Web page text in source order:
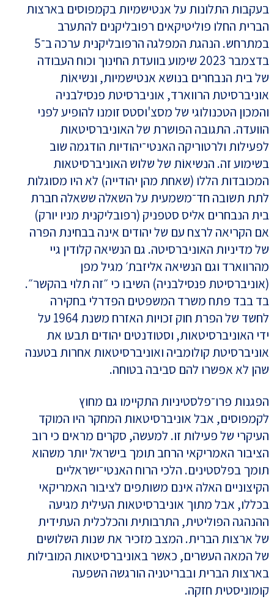
בעקבות התלונות על אנטישמיות בקמפוסים בארצות
הברית החלו פוליטיקאים רפובליקנים להתערב
במתרחש. הנהגת המפלגה הרפובליקנית ערכה ב־5
בדצמבר 2023 שימוע בוועדת החינוך וכוח העבודה
של בית הנבחרים בנושא אנטישמיות, ונשיאוֹת
אוניברסיטת הרווארד, אוניברסיטת פנסילבניה
והמכון הטכנולוגי של מסצ'וסטס זומנו להופיע לפני
הוועדה. התגובה הפושרת של האוניברסיטאות
לפעילות ולרטוריקה האנטי־יהודיות הודגמה שוב
בשימוע זה. הנשיאוֹת של שלוש האוניברסיטאות
המכובדות הללו (שאחת מהן יהודייה) לא היו מסוגלות
לתת תשובה חד־משמעית על השאלה ששאלה חברת
בית הנבחרים אליס סטפניק (רפובליקנית מניו יורק)
אם הקריאה לרצח עם של יהודים אינה בבחינת הפרה
של מדיניות האוניברסיטה. גם הנשיאה קלודין גיי
מהרווארד וגם הנשיאה אליזבת׳ מגיל מפן
(אוניברסיטת פנסילבניה) השיבו כי ״זה תלוי בהקשר״.
בד בבד פתח משרד המשפטים הפדרלי בחקירה
לחשד של הפרת חוק זכויות האזרח משנת 1964 על
ידי האוניברסיטאות, וסטודנטים יהודים תבעו את
אוניברסיטת קולומביה ואוניברסיטאות אחרות בטענה
שהן לא אפשרו להם סביבה בטוחה.
הפגנות פרו־פלסטיניות התקיימו גם מחוץ
לקמפוסים, אבל אוניברסיטאות המחקר היו המוקד
העיקרי של פעילות זו. למעשה, סקרים מראים כי רוב
הציבור האמריקאי הרחב תומך בישראל יותר משהוא
תומך בפלסטינים. הלכי הרוח האנטי־ישראליים
הקיצוניים האלה אינם משותפים לציבור האמריקאי
בכללו, אבל מתוך אוניברסיטאות העילית מגיעה
ההנהגה הפוליטית, התרבותית והכלכלית העתידית
של ארצות הברית. המצב מזכיר את שנות השלושים
של המאה העשרים, כאשר באוניברסיטאות המובילות
בארצות הברית ובבריטניה הורגשה השפעה
קומוניסטית חזקה.